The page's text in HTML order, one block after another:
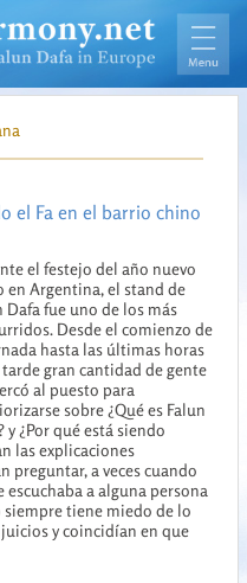
el Fa en el barrio chino
el festejo del año nuevo
en Argentina, el stand de
Dafa fue uno de los más
Desde el comienzo de
hasta las últimas horas
gran cantidad de gente
al puesto para
sobre ¿Qué es Falun
y ¿Por qué está siendo
las explicaciones
preguntar, a veces cuando
escuchaba a alguna persona
tiene miedo de lo
y coincidían en que